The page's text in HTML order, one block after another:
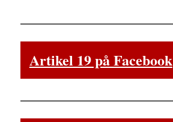
Artikel 19 på Facebook